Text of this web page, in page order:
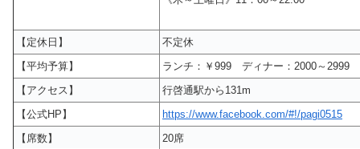
【定休日】
不定休
【平均予算】
ランチ：￥999 ディナー：2000～2999
【アクセス】
行啓通駅から131m
【公式HP】
https://www.facebook.com/#!/pagi0515
【席数】
20席